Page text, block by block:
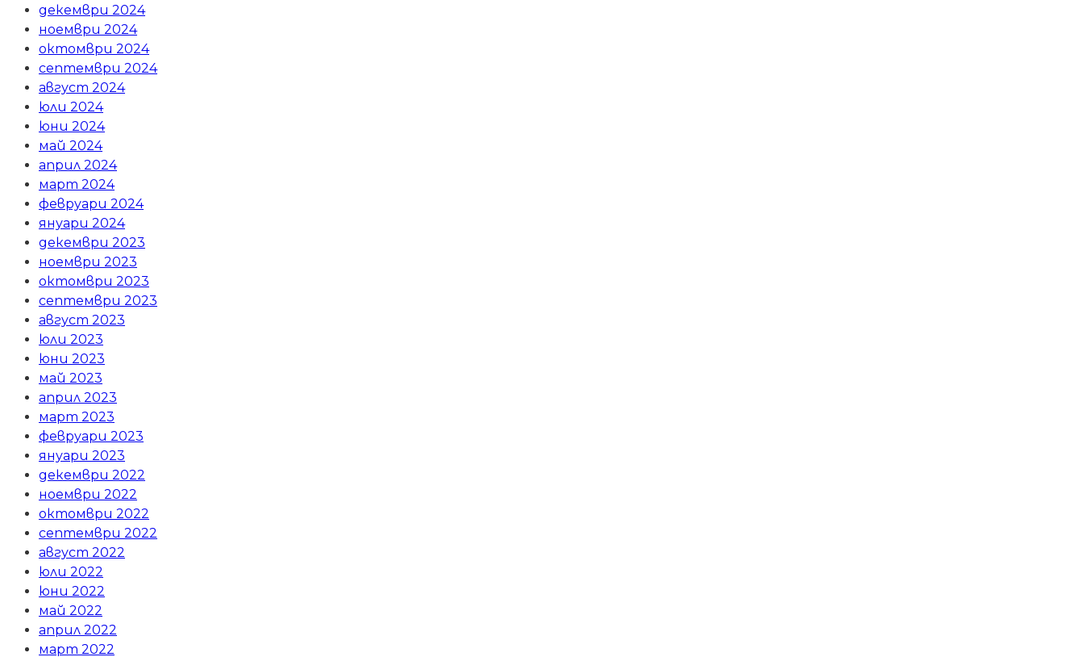
декември 2024
ноември 2024
октомври 2024
септември 2024
август 2024
юли 2024
юни 2024
май 2024
април 2024
март 2024
февруари 2024
януари 2024
декември 2023
ноември 2023
октомври 2023
септември 2023
август 2023
юли 2023
юни 2023
май 2023
април 2023
март 2023
февруари 2023
януари 2023
декември 2022
ноември 2022
октомври 2022
септември 2022
август 2022
юли 2022
юни 2022
май 2022
април 2022
март 2022